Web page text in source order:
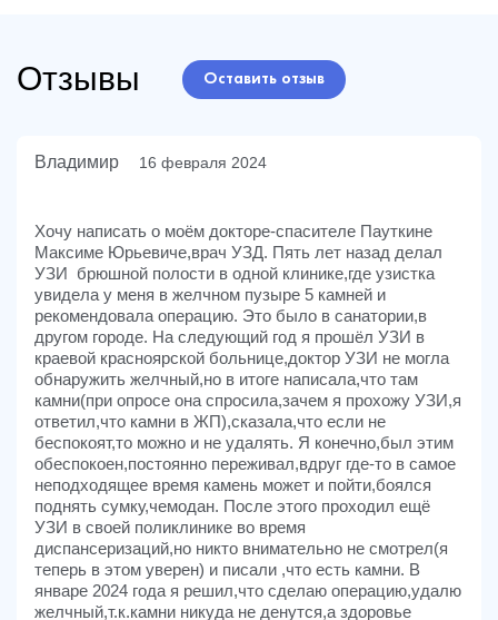
Отзывы Оставить отзыв
Владимир 16 февраля 2024
Хочу написать о моём докторе-спасителе Пауткине
Максиме Юрьевиче,врач УЗД. Пять лет назад делал
УЗИ брюшной полости в одной клинике,где узистка
увидела у меня в желчном пузыре 5 камней и
рекомендовала операцию. Это было в санатории,в
другом городе. На следующий год я прошёл УЗИ в
краевой красноярской больнице,доктор УЗИ не могла
обнаружить желчный,но в итоге написала,что там
камни(при опросе она спросила,зачем я прохожу УЗИ,я
ответил,что камни в ЖП),сказала,что если не
беспокоят,то можно и не удалять. Я конечно,был этим
обеспокоен,постоянно переживал,вдруг где-то в самое
неподходящее время камень может и пойти,боялся
поднять сумку,чемодан. После этого проходил ещё
УЗИ в своей поликлинике во время
диспансеризаций,но никто внимательно не смотрел(я
теперь в этом уверен) и писали ,что есть камни. В
январе 2024 года я решил,что сделаю операцию,удалю
желчный,т.к.камни никуда не денутся,а здоровье